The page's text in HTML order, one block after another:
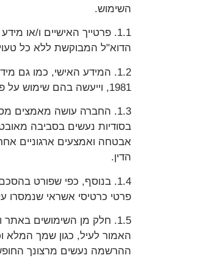
השימוש.
1.1. פרטייך האישיים ו/או
הדוא"ל המבוקשת ללא כל
1.2. המידע האישי, כמו
1981, וייעשה בהם שימוש על פי הוראות סעיף זה ו/או על פי הוראות כל דין.
1.3. החברה עושה מאמצים
אבטחה ואמצעים ארגוניים
הדין.
1.4. בנוסף, כפי שפורט
פרטי כרטיסי אשראי
1.5. חלק מן השימושים
האמור לעיל, כגון שמך
ההרשמה נעשים מרצונך